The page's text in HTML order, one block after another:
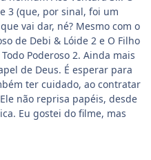
3 (que, por sinal, foi um
vai dar, né? Mesmo com o
de Debi & Lóide 2 e O Filho
Poderoso 2. Ainda mais
de Deus. É esperar para
ter cuidado, ao contratar
não reprisa papéis, desde
Eu gostei do filme, mas